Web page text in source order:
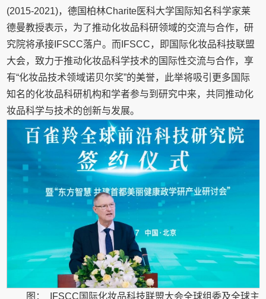
(2015-2021)，德国柏林Charite医科大学国际知名科学家莱
德曼教授表示，为了推动化妆品科研领域的交流与合作，研
究院将承接IFSCC落户。而IFSCC，即国际化妆品科技联盟
大会，致力于推动化妆品科学技术的国际性交流与合作，享
有“化妆品技术领域诺贝尔奖”的美誉，此举将吸引更多国际
知名的化妆品科研机构和学者参与到研究中来，共同推动化
妆品科学与技术的创新与发展。
图： IFSCC国际化妆品科技联盟大会全球组委及全球主